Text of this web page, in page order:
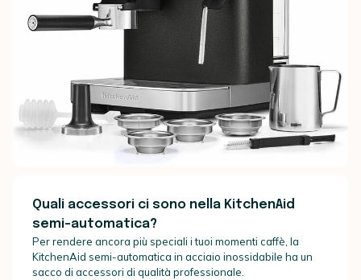
Quali accessori ci sono nella KitchenAid
semi-automatica?
Per rendere ancora più speciali i tuoi momenti caffè, la
KitchenAid semi-automatica in acciaio inossidabile ha un
sacco di accessori di qualità professionale.